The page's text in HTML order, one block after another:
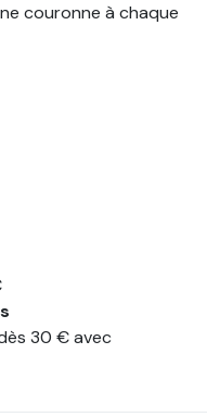
couronne à chaque
30 € avec